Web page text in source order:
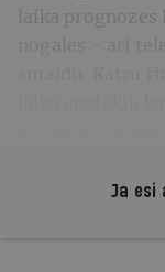
laika prognozes
Ja esi